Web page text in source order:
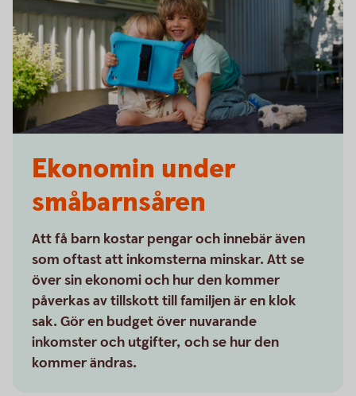
Ekonomin under
småbarnsåren
Att få barn kostar pengar och innebär även
som oftast att inkomsterna minskar. Att se
över sin ekonomi och hur den kommer
påverkas av tillskott till familjen är en klok
sak. Gör en budget över nuvarande
inkomster och utgifter, och se hur den
kommer ändras.